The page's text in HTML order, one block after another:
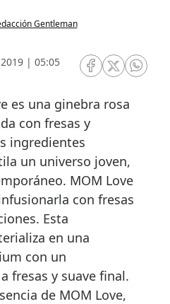
Gentleman
| 05:05
RRSS Facebook
RRSSRRSS
con fresas y
ingredientes
un universo joven,
MOM Love
con fresas
Esta
en una
con un
fresas y suave final.
de MOM Love,